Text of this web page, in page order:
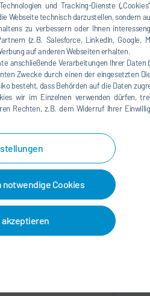
und Tracking-Dienste
Webseite technisch darzustellen, sondern
zu verbessern oder Ihnen
(z.B. Salesforce, LinkedIn, Google,
auf anderen Webseiten erhalten.
anschließende Verarbeitungen Ihrer Daten
Zwecke durch einen der eingesetzten
besteht, dass Behörden auf die Daten
wir im Einzelnen verwenden dürfen,
Rechten, z.B. dem Widerruf Ihrer
notwendige Cookies
akzeptieren
Messen tritt eine
Raum gilt es,
zu erzeugen. Die
ermöglichen eine
Das gilt für bauliche